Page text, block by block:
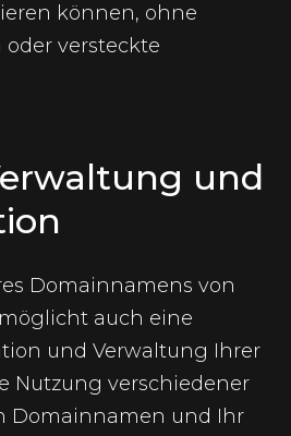
können, ohne
versteckte
und
Domainnamens von
auch eine
und Verwaltung Ihrer
Nutzung verschiedener
Domainnamen und Ihr